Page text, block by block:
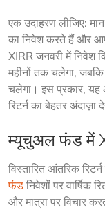
एक उदाहरण लीजिए:
का निवेश करते हैं और
XIRR जनवरी में निवेश
महीनों तक चलेगा,
चलेगा। इस प्रकार, यह
रिटर्न का बेहतर अंदाज़ा
म्यूचुअल फंड में
विस्तारित आंतरिक
फंड निवेशों पर वार्षिक
और मात्रा पर विचार